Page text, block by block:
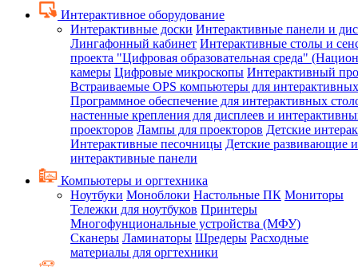
Интерактивное оборудование
Интерактивные доски Интерактивные панели и
Лингафонный кабинет Интерактивные столы и
проекта "Цифровая образовательная среда"
камеры Цифровые микроскопы Интерактивный
Встраиваемые OPS компьютеры для
Программное обеспечение для интерактивных
настенные крепления для дисплеев и
проекторов Лампы для проекторов Детские
Интерактивные песочницы Детские развивающие
интерактивные панели
Компьютеры и оргтехника
Ноутбуки Моноблоки Настольные ПК Мониторы
Тележки для ноутбуков Принтеры
Многофунциональные устройства (МФУ)
Сканеры Ламинаторы Шредеры Расходные
материалы для оргтехники